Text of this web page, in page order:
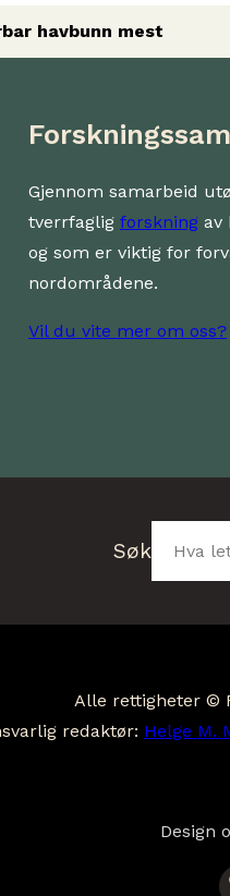
havbunn mest
Gjennom samarbeid
tverrfaglig forskning av
og som er viktig for
nordområdene.
Vil du vite mer om oss?
Søk
Alle rettigheter ©
redaktør: Helge M.
Design